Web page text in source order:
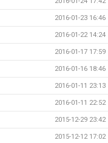
2016-01-23 16:46
2016-01-22 14:24
2016-01-17 17:59
2016-01-16 18:46
2016-01-11 23:13
2016-01-11 22:52
2015-12-29 23:42
2015-12-12 17:02